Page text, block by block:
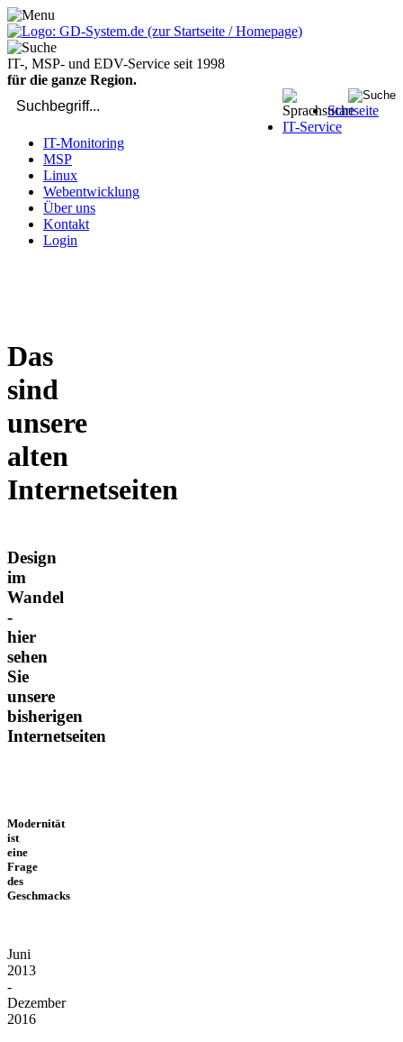
IT-, MSP- und EDV-Service seit 1998
für die ganze Region.
Startseite
IT-Service
IT-Monitoring
MSP
Linux
Webentwicklung
Über uns
Kontakt
Login
Das
sind
unsere
alten
Internetseiten
Design
im
Wandel
-
hier
sehen
Sie
unsere
bisherigen
Internetseiten
Modernität
ist
eine
Frage
des
Geschmacks
Juni
2013
-
Dezember
2016